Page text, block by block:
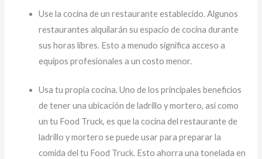
Use la cocina de un restaurante establecido. Algunos
restaurantes alquilarán su espacio de cocina durante
sus horas libres. Esto a menudo significa acceso a
equipos profesionales a un costo menor.
Usa tu propia cocina. Uno de los principales beneficios
de tener una ubicación de ladrillo y mortero, así como
un tu Food Truck, es que la cocina del restaurante de
ladrillo y mortero se puede usar para preparar la
comida del tu Food Truck. Esto ahorra una tonelada en